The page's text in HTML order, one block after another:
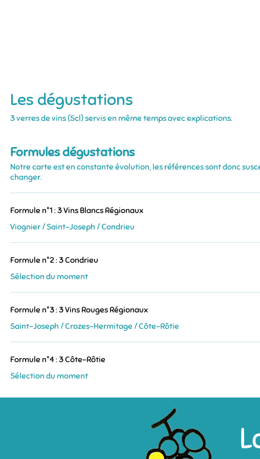
Les dégustations
3 verres de vins (5cl) servis en même temps avec explications.
Formules dégustations
Notre carte est en constante évolution, les références sont donc
changer.
Formule n°1 : 3 Vins Blancs Régionaux
Viognier / Saint-Joseph / Condrieu
Formule n°2 : 3 Condrieu
Sélection du moment
Formule n°3 : 3 Vins Rouges Régionaux
Saint-Joseph / Crozes-Hermitage / Côte-Rôtie
Formule n°4 : 3 Côte-Rôtie
Sélection du moment